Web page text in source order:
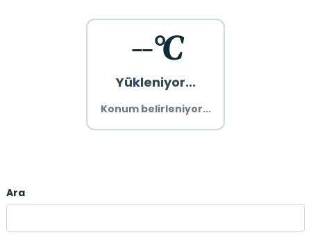
--°C
Yükleniyor...
Konum belirleniyor...
Ara